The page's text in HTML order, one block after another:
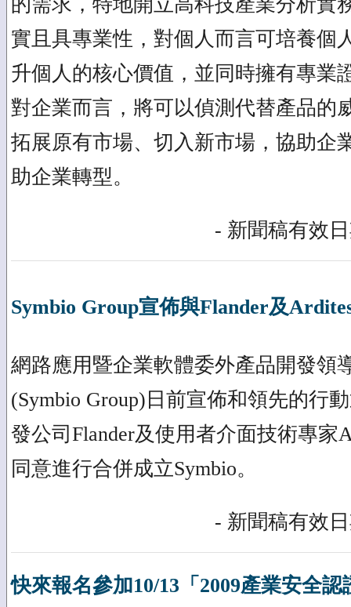
實且具專業性，對個人而言可培養個
升個人的核心價值，並同時擁有專業
對企業而言，將可以偵測代替產品的
拓展原有市場、切入新市場，協助企
助企業轉型。
- 新聞稿有效
Symbio Group宣佈與Flander及
網路應用暨企業軟體委外產品開發領
(Symbio Group)日前宣佈和領先的行
發公司Flander及使用者介面技術專家
同意進行合併成立Symbio。
- 新聞稿有效
快來報名參加10/13「2009產業安全